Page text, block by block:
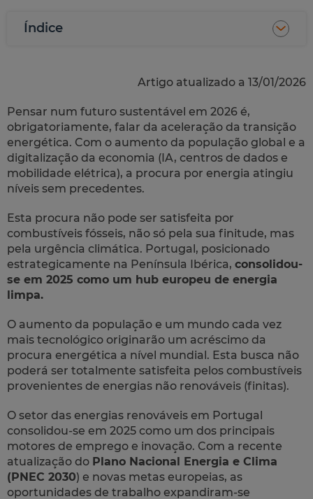
Índice
Artigo atualizado a 13/01/2026
Pensar num futuro sustentável em 2026 é,
obrigatoriamente, falar da aceleração da transição
energética. Com o aumento da população global e a
digitalização da economia (IA, centros de dados e
mobilidade elétrica), a procura por energia atingiu
níveis sem precedentes.
Esta procura não pode ser satisfeita por
combustíveis fósseis, não só pela sua finitude, mas
pela urgência climática. Portugal, posicionado
estrategicamente na Península Ibérica, consolidou-
se em 2025 como um hub europeu de energia
limpa.
O aumento da população e um mundo cada vez
mais tecnológico originarão um acréscimo da
procura energética a nível mundial. Esta busca não
poderá ser totalmente satisfeita pelos combustíveis
provenientes de energias não renováveis (finitas).
O setor das energias renováveis em Portugal
consolidou-se em 2025 como um dos principais
motores de emprego e inovação. Com a recente
atualização do Plano Nacional Energia e Clima
(PNEC 2030) e novas metas europeias, as
oportunidades de trabalho expandiram-se